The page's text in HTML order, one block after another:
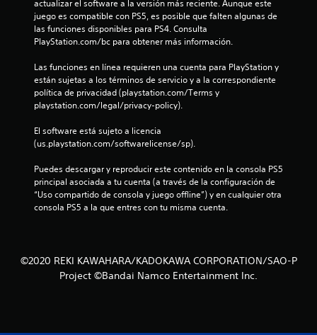
o
e
actualizar el software a la versión más reciente. Aunque este
juego es compatible con PS5, es posible que falten algunas de
las funciones disponibles para PS4. Consulta
PlayStation.com/bc para obtener más información.
Las funciones en línea requieren una cuenta para PlayStation y
están sujetas a los términos de servicio y a la correspondiente
política de privacidad (playstation.com/Terms y
playstation.com/legal/privacy-policy).
El software está sujeto a licencia
(us.playstation.com/softwarelicense/sp).
Puedes descargar y reproducir este contenido en la consola PS5
principal asociada a tu cuenta (a través de la configuración de
“Uso compartido de consola y juego offline”) y en cualquier otra
consola PS5 a la que entres con tu misma cuenta.
©2020 REKI KAWAHARA/KADOKAWA CORPORATION/SAO-P
Project ©Bandai Namco Entertainment Inc.